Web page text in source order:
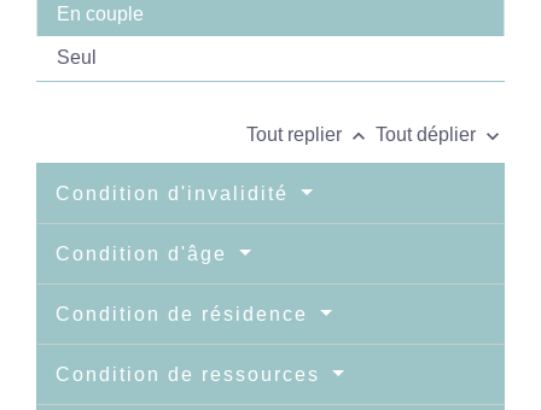
En couple
Seul
Tout replier keyboard_arrow_up Tout déplier keyboard_arrow_down
Condition d'invalidité
Condition d'âge
Condition de résidence
Condition de ressources